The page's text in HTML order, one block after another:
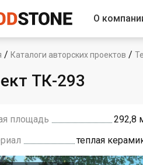
О
/ Каталоги авторских проектов /
ТК-293
площадь 292,8
теплая